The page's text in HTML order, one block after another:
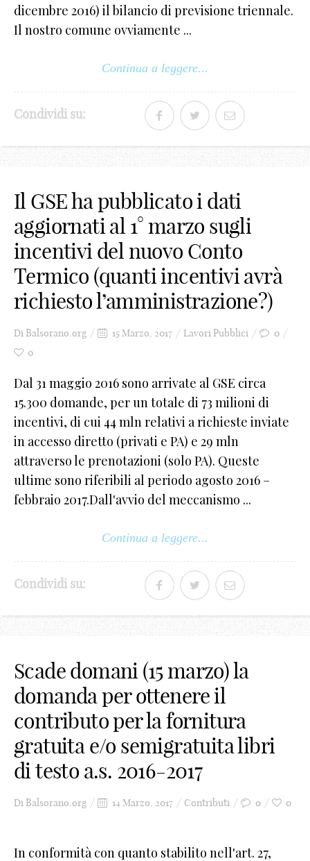
dicembre 2016) il bilancio di previsione triennale.
Il nostro comune ovviamente ...
Continua a leggere...
Condividi su:
Il GSE ha pubblicato i dati
aggiornati al 1° marzo sugli
incentivi del nuovo Conto
Termico (quanti incentivi avrà
richiesto l’amministrazione?)
DiBalsorano.org 15 Marzo, 2017 Lavori Pubblici
0
0
Dal 31 maggio 2016 sono arrivate al GSE circa
15.300 domande, per un totale di 73 milioni di
incentivi, di cui 44 mln relativi a richieste inviate
in accesso diretto (privati e PA) e 29 mln
attraverso le prenotazioni (solo PA). Queste
ultime sono riferibili al periodo agosto 2016 –
febbraio 2017.Dall'avvio del meccanismo ...
Continua a leggere...
Condividi su:
Scade domani (15 marzo) la
domanda per ottenere il
contributo per la fornitura
gratuita e/o semigratuita libri
di testo a.s. 2016-2017
DiBalsorano.org 14 Marzo, 2017 Contributi 0 0
In conformità con quanto stabilito nell'art. 27,